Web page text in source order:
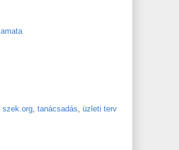
szek.org tanácsadás üzleti terv